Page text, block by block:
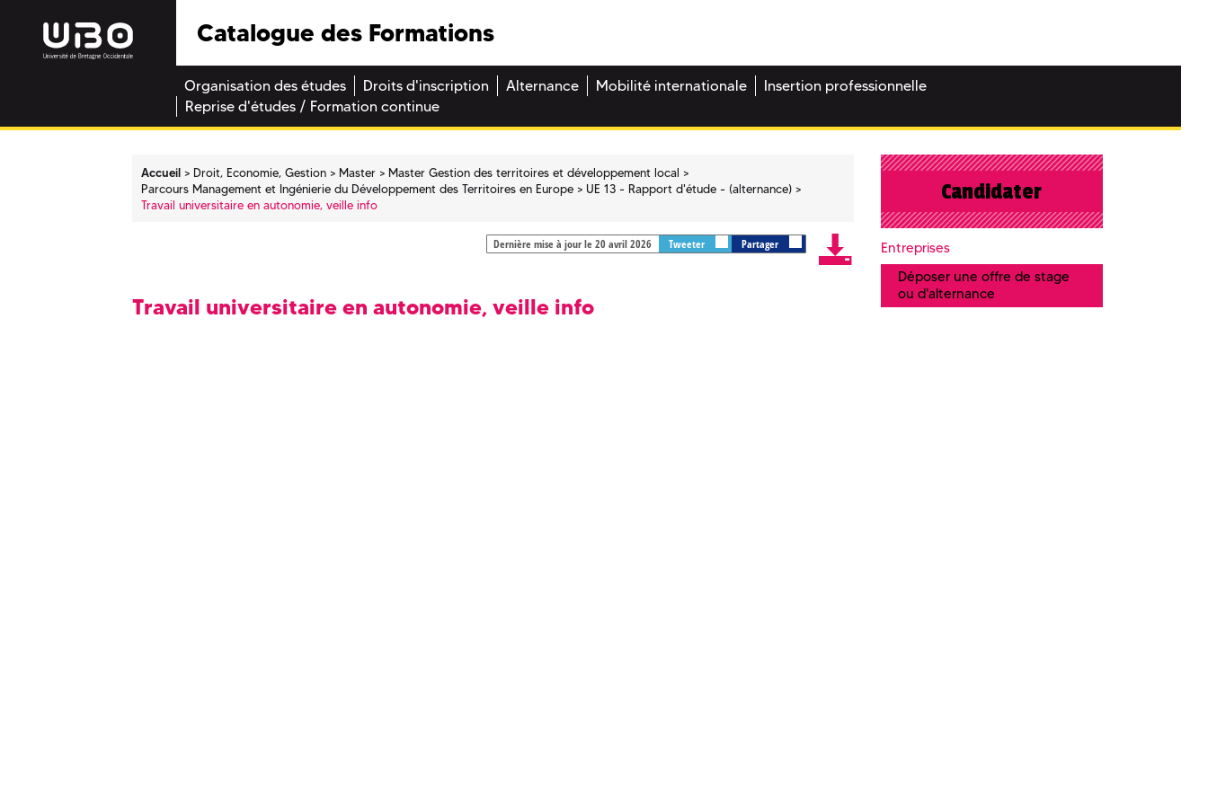
Catalogue des Formations
Organisation des études Droits d'inscription Alternance Mobilité internationale
Insertion professionnelle
Reprise d'études / Formation continue
Accueil Droit, Economie, Gestion Master
Master Gestion des territoires et développement local
Parcours Management et Ingénierie du Développement des Territoires en Europe
UE 13 - Rapport d'étude - (alternance)
Travail universitaire en autonomie, veille info
Dernière mise à jour le 20 avril 2026 Tweeter Partager
Travail universitaire en autonomie, veille info
Candidater
Entreprises
Déposer une offre de stage
ou d'alternance